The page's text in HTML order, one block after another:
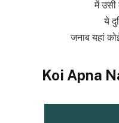
में उसी
ये
जनाब यहां
Koi Apna